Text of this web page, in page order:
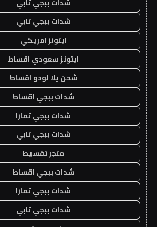
شدات ببجي تابي
ايتونز امريكي
ايتونز سعودي اقساط
شحن يلا لودو اقساط
شدات ببجي اقساط
شدات ببجي تمارا
شدات ببجي تابي
متجر تقسيط
شدات ببجي اقساط
شدات ببجي تمارا
شدات ببجي تابي